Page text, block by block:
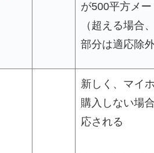
が500平方メ
（超える場合
部分は適応除外
新しく、マイ
購入しない場
応される